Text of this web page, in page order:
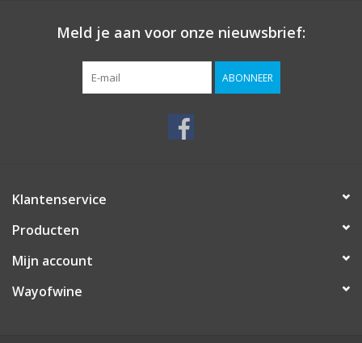
Meld je aan voor onze nieuwsbrief:
ABONNEER
Klantenservice
Producten
Mijn account
Wayofwine